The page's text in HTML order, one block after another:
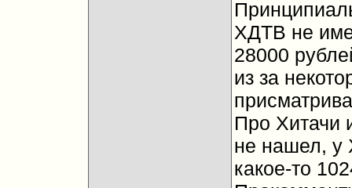
ХДТВ не
28000
из за
Про Хитачи
не нашел, у
какое-то